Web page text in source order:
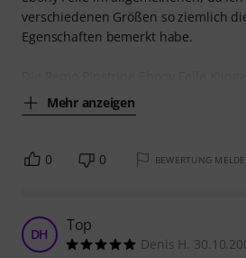
verschiedenen Größen so ziemlich
Egenschaften bemerkt habe.
Mehr anzeigen
0 0 BEWERTUNG
DH Top
Denis H.